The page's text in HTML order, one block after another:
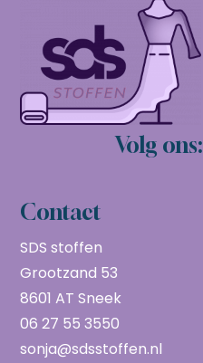
Volg ons:
Contact
SDS stoffen
Grootzand 53
8601 AT Sneek
06 27 55 3550
sonja@sdsstoffen.nl